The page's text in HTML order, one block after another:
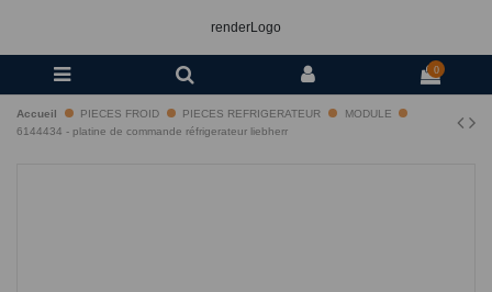
renderLogo
0
Accueil PIECES FROID PIECES REFRIGERATEUR
MODULE
6144434 - platine de commande réfrigerateur liebherr